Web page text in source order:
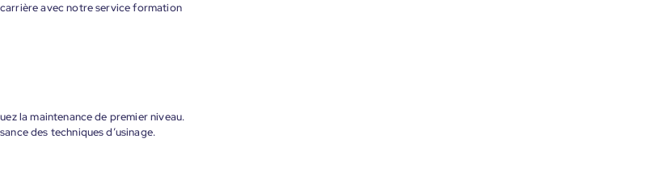
avec notre service formation
la maintenance de premier niveau.
des techniques d’usinage.